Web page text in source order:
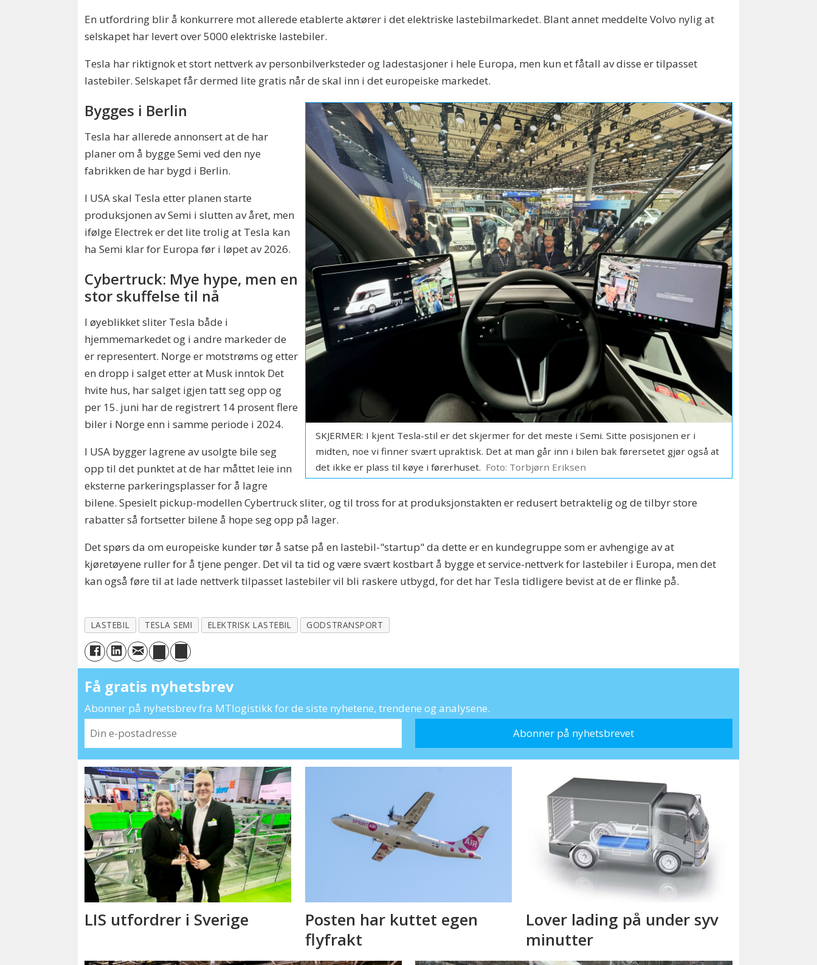
En utfordring blir å konkurrere mot allerede etablerte aktører i det elektriske lastebilmarkedet. Blant annet meddelte Volvo nylig at
selskapet har levert over 5000 elektriske lastebiler.
Tesla har riktignok et stort nettverk av personbilverksteder og ladestasjoner i hele Europa, men kun et fåtall av disse er tilpasset
lastebiler. Selskapet får dermed lite gratis når de skal inn i det europeiske markedet.
SKJERMER: I kjent Tesla-stil er det skjermer for det meste i Semi. Sitte posisjonen er i
midten, noe vi finner svært upraktisk. Det at man går inn i bilen bak førersetet gjør også at
det ikke er plass til køye i førerhuset. Foto: Torbjørn Eriksen
Bygges i Berlin
Tesla har allerede annonsert at de har
planer om å bygge Semi ved den nye
fabrikken de har bygd i Berlin.
I USA skal Tesla etter planen starte
produksjonen av Semi i slutten av året, men
ifølge Electrek er det lite trolig at Tesla kan
ha Semi klar for Europa før i løpet av 2026.
Cybertruck: Mye hype, men en
stor skuffelse til nå
I øyeblikket sliter Tesla både i
hjemmemarkedet og i andre markeder de
er representert. Norge er motstrøms og etter
en dropp i salget etter at Musk inntok Det
hvite hus, har salget igjen tatt seg opp og
per 15. juni har de registrert 14 prosent flere
biler i Norge enn i samme periode i 2024.
I USA bygger lagrene av usolgte bile seg
opp til det punktet at de har måttet leie inn
eksterne parkeringsplasser for å lagre
bilene. Spesielt pickup-modellen Cybertruck sliter, og til tross for at produksjonstakten er redusert betraktelig og de tilbyr store
rabatter så fortsetter bilene å hope seg opp på lager.
Det spørs da om europeiske kunder tør å satse på en lastebil-"startup" da dette er en kundegruppe som er avhengige av at
kjøretøyene ruller for å tjene penger. Det vil ta tid og være svært kostbart å bygge et service-nettverk for lastebiler i Europa, men det
kan også føre til at lade nettverk tilpasset lastebiler vil bli raskere utbygd, for det har Tesla tidligere bevist at de er flinke på.
LASTEBIL TESLA SEMI ELEKTRISK LASTEBIL GODSTRANSPORT
Få gratis nyhetsbrev
Abonner på nyhetsbrev fra MTlogistikk for de siste nyhetene, trendene og analysene.
LIS utfordrer i Sverige
Posten har kuttet egen
flyfrakt
Lover lading på under syv
minutter